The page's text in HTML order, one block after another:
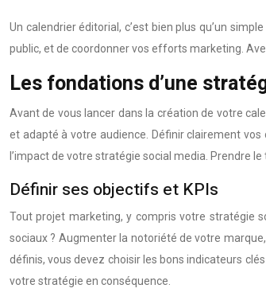
Un calendrier éditorial, c’est bien plus qu’un
public, et de coordonner vos efforts marketing.
Les fondations d’une
Avant de vous lancer dans la création de votre
et adapté à votre audience. Définir clairement
l’impact de votre stratégie social media. Prendre
Définir ses objectifs et KPIs
Tout projet marketing, y compris votre stratégie
sociaux ? Augmenter la notoriété de votre
définis, vous devez choisir les bons indicateurs
votre stratégie en conséquence.